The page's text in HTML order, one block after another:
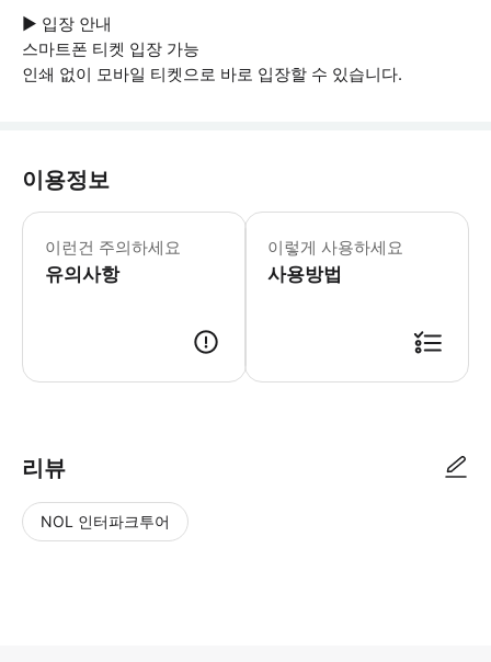
▶ 입장 안내
스마트폰 티켓 입장 가능
인쇄 없이 모바일 티켓으로 바로 입장할 수 있습니다.
이용정보
이런건 주의하세요
유의사항
▶ 꼭 알아두세요 투어에는 게스트가
이렇게 사용하세요
사용방법
리뷰
NOL 인터파크투어